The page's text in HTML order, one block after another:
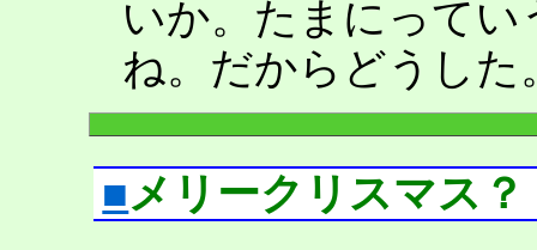
いか。たまにって
ね。だからどうした
■メリークリスマス？